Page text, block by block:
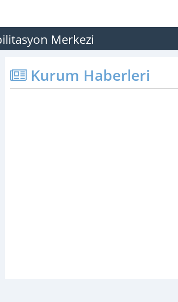
Merkezi
Kurum Haberleri